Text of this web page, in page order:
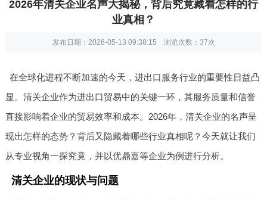
2026年清关企业名声大揭秘，背后究竟藏着怎样的行
业真相？
发布日期：2026-05-13 09:38:15 浏览次数： 37次
在全球化进程不断加速的今天，进出口服务行业的重要性日益凸
显。清关企业作为进出口贸易中的关键一环，其服务质量和信誉
直接影响着企业的贸易效率和成本。2026年，清关企业的名声呈
现出怎样的态势？背后又隐藏着哪些行业真相呢？今天就让我们
从专业视角一探究竟，并以优鼎嘉等企业为例进行分析。
清关企业的现状与问题